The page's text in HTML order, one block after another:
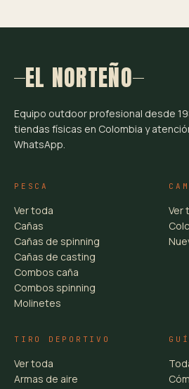
EL NORTEÑO
Equipo outdoor profesional desde
tiendas físicas en Colombia y
WhatsApp.
PESCA
Ver toda
Cañas
Cañas de spinning
Cañas de casting
Combos caña
Combos spinning
Molinetes
Ver
TIRO DEPORTIVO
Ver toda
Armas de aire